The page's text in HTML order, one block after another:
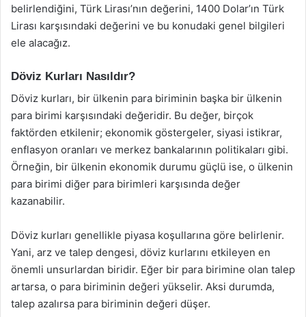
belirlendiğini, Türk Lirası’nın değerini, 1400 Dolar’ın Türk
Lirası karşısındaki değerini ve bu konudaki genel bilgileri
ele alacağız.
Döviz Kurları Nasıldır?
Döviz kurları, bir ülkenin para biriminin başka bir ülkenin
para birimi karşısındaki değeridir. Bu değer, birçok
faktörden etkilenir; ekonomik göstergeler, siyasi istikrar,
enflasyon oranları ve merkez bankalarının politikaları gibi.
Örneğin, bir ülkenin ekonomik durumu güçlü ise, o ülkenin
para birimi diğer para birimleri karşısında değer
kazanabilir.
Döviz kurları genellikle piyasa koşullarına göre belirlenir.
Yani, arz ve talep dengesi, döviz kurlarını etkileyen en
önemli unsurlardan biridir. Eğer bir para birimine olan talep
artarsa, o para biriminin değeri yükselir. Aksi durumda,
talep azalırsa para biriminin değeri düşer.